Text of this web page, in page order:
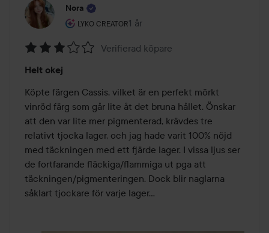
Nora
LYKO CREATOR
Användarens roll: Lyko Creator.
1 år
Inlägget skapades 1 år
3
av
5
Verifierad köpare
Helt okej
Köpte färgen Cassis, vilket är en perfekt mörkt
vinröd färg som går lite åt det bruna hållet. Önskar
att den var lite mer pigmenterad, krävdes tre
relativt tjocka lager, och jag hade varit 100% nöjd
med täckningen med ett fjärde lager. I vissa ljus ser
de fortfarande fläckiga/flammiga ut pga att
täckningen/pigmenteringen. Dock blir naglarna
såklart tjockare för varje lager…